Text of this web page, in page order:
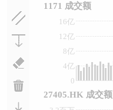
0
4亿
8亿
12亿
16亿
1171 成交额
27405.HK 成交额